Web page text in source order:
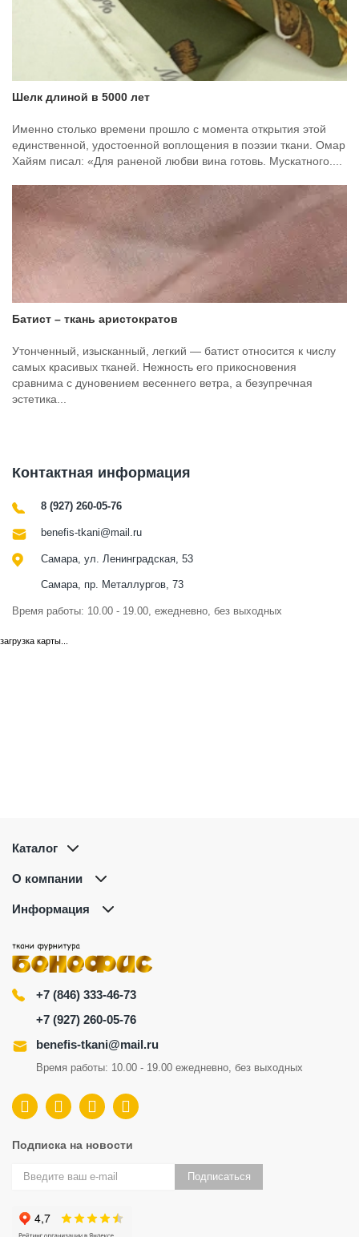
Шелк длиной в 5000 лет
Именно столько времени прошло с момента открытия этой
единственной, удостоенной воплощения в поэзии ткани. Омар
Хайям писал: «Для раненой любви вина готовь. Мускатного....
Батист – ткань аристократов
Утонченный, изысканный, легкий — батист относится к числу
самых красивых тканей. Нежность его прикосновения
сравнима с дуновением весеннего ветра, а безупречная
эстетика...
Контактная информация
8 (927) 260-05-76
benefis-tkani@mail.ru
Самара, ул. Ленинградская, 53
Самара, пр. Металлургов, 73
Время работы: 10.00 - 19.00, ежедневно, без выходных
загрузка карты...
Каталог
О компании
Информация
+7 (846) 333-46-73
+7 (927) 260-05-76
benefis-tkani@mail.ru
Время работы: 10.00 - 19.00 ежедневно, без выходных
Подписка на новости
Подписаться